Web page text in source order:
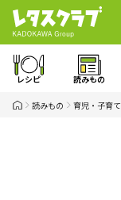
レシピ 読みもの
読みもの 育児・子育て